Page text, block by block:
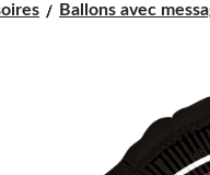
couramentBallons avec